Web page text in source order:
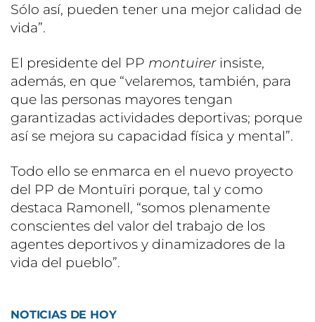
Sólo así, pueden tener una mejor calidad de
vida”.
El presidente del PP montuirerinsiste,
además, en que “velaremos, también, para
que las personas mayores tengan
garantizadas actividades deportivas; porque
así se mejora su capacidad física y mental”.
Todo ello se enmarca en el nuevo proyecto
del PP de Montuïri porque, tal y como
destaca Ramonell, “somos plenamente
conscientes del valor del trabajo de los
agentes deportivos y dinamizadores de la
vida del pueblo”.
NOTICIAS DE HOY